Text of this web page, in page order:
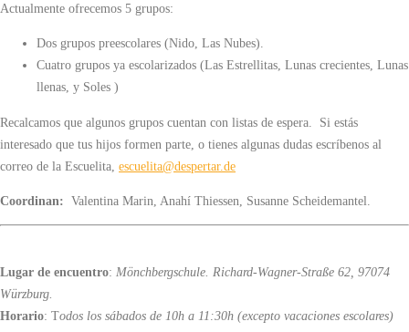
Actualmente ofrecemos 5 grupos:
Dos grupos preescolares (Nido, Las Nubes).
Cuatro grupos ya escolarizados (Las Estrellitas, Lunas crecientes, Lunas
llenas, y Soles )
Recalcamos que algunos grupos cuentan con listas de espera. Si estás
interesado que tus hijos formen parte, o tienes algunas dudas escríbenos al
correo de la Escuelita, escuelita@despertar.de
Coordinan: Valentina Marin, Anahí Thiessen, Susanne Scheidemantel
Lugar de encuentro: Mönchbergschule. Richard-Wagner-Straße 62, 97074
Würzburg.
Horario: Todos los sábados de 10h a 11:30h (excepto vacaciones escolares)